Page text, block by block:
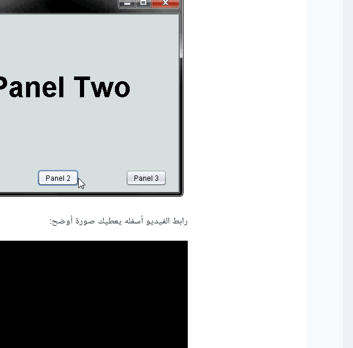
رابط الفيديو أسفله يعطيك صورة أوضح: